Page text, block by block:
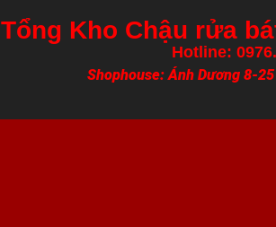
Tổng Kho Chậu rửa
Hotline:
Shophouse: Ánh Dương 8-